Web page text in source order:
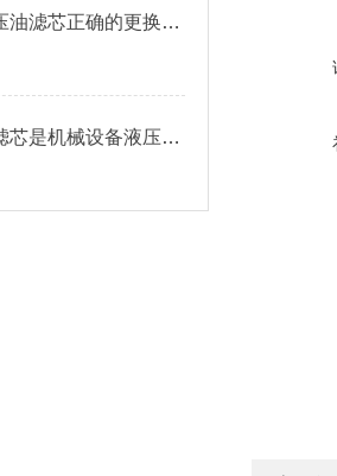
介绍贺德克液压油滤芯正确的更换方法
贺德克液压油滤芯是机械设备液压系统中重要部件